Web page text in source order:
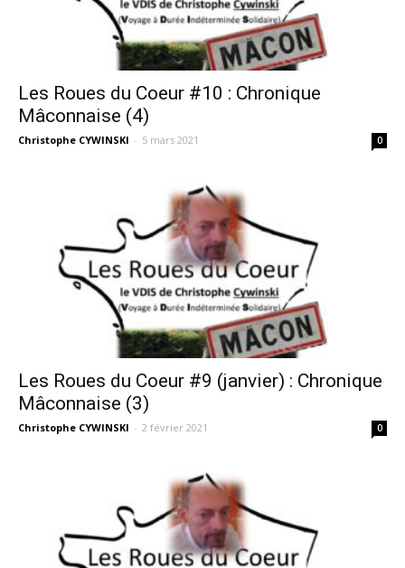
Les Roues du Coeur #10 : Chronique
Mâconnaise (4)
Christophe CYWINSKI - 5 mars 2021 0
Les Roues du Coeur #9 (janvier) : Chronique
Mâconnaise (3)
Christophe CYWINSKI - 2 février 2021 0